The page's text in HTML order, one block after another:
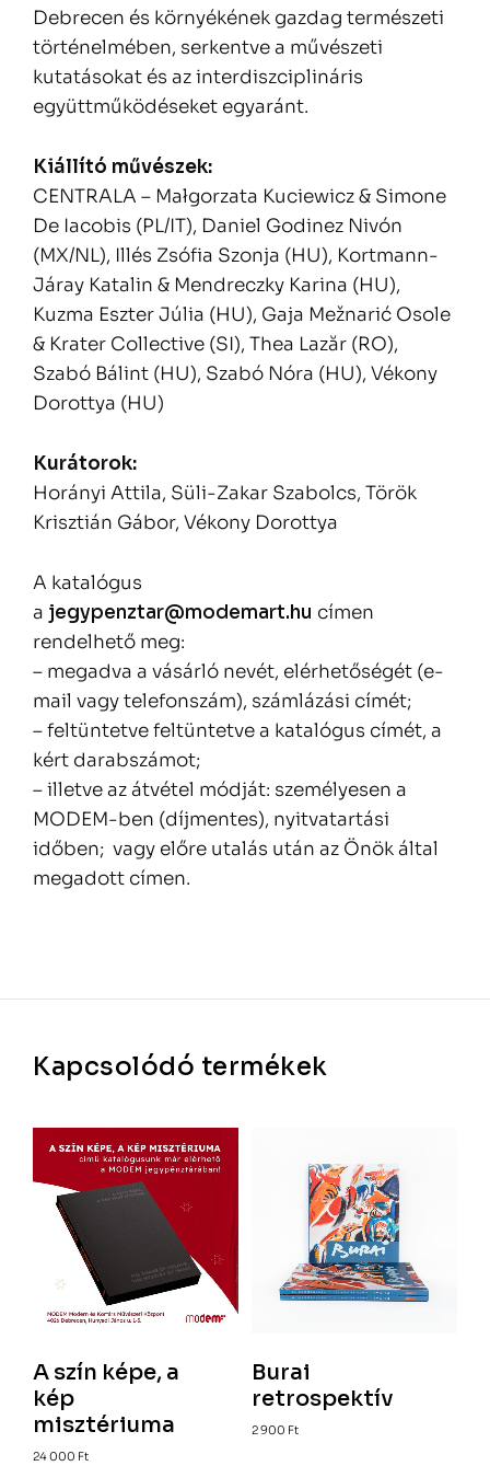
Debrecen és környékének gazdag természeti
történelmében, serkentve a művészeti
kutatásokat és az interdiszciplináris
együttműködéseket egyaránt.
Kiállító művészek:
CENTRALA – Małgorzata Kuciewicz & Simone
De Iacobis (PL/IT), Daniel Godinez Nivón
(MX/NL), Illés Zsófia Szonja (HU), Kortmann-
Járay Katalin & Mendreczky Karina (HU),
Kuzma Eszter Júlia (HU), Gaja Mežnarić Osole
& Krater Collective (SI), Thea Lazăr (RO),
Szabó Bálint (HU), Szabó Nóra (HU), Vékony
Dorottya (HU)
Kurátorok:
Horányi Attila, Süli-Zakar Szabolcs, Török
Krisztián Gábor, Vékony Dorottya
A katalógus
a jegypenztar@modemart.hu címen
rendelhető meg:
– megadva a vásárló nevét, elérhetőségét (e-
mail vagy telefonszám), számlázási címét;
– feltüntetve feltüntetve a katalógus címét, a
kért darabszámot;
– illetve az átvétel módját: személyesen a
MODEM-ben (díjmentes), nyitvatartási
időben; vagy előre utalás után az Önök által
megadott címen.
Kapcsolódó termékek
A szín képe, a
kép
misztériuma
24 000 Ft
Burai
retrospektív
2 900 Ft